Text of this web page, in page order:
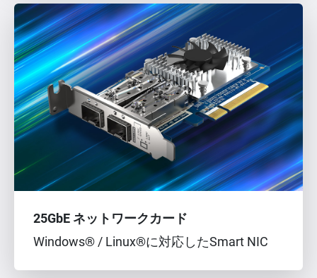
25GbE ネットワークカード
Windows® / Linux®に対応したSmart NIC